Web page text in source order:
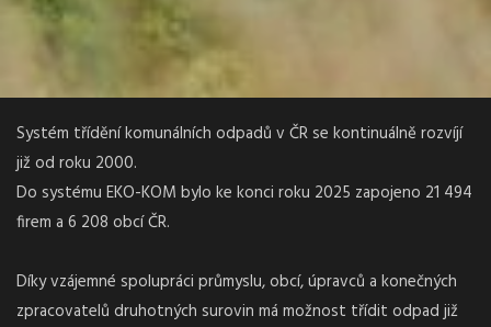
Systém třídění komunálních odpadů v ČR se kontinuálně rozvíjí
již od roku 2000.
Do systému EKO-KOM bylo ke konci roku 2025 zapojeno 21 494
firem a 6 208 obcí ČR.
Díky vzájemné spolupráci průmyslu, obcí, úpravců a konečných
zpracovatelů druhotných surovin má možnost třídit odpad již